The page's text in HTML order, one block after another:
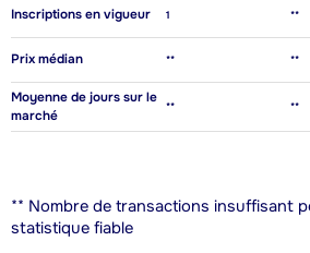
Inscriptions en vigueur 1 **
Prix médian ** **
Moyenne de jours sur le
marché
** **
** Nombre de transactions insuffisant
statistique fiable